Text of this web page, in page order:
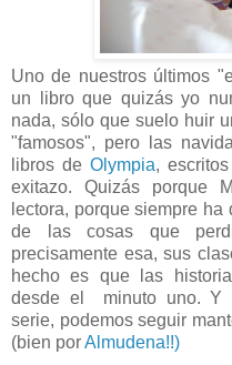
Uno de nuestros últimos
un libro que quizás yo
nada, sólo que suelo huir
"famosos", pero las
libros de Olympia,
exitazo. Quizás porque
lectora, porque siempre
de las cosas que
precisamente esa, sus
hecho es que las
desde el minuto uno. Y
serie, podemos seguir
(bien porAlmudena!!)